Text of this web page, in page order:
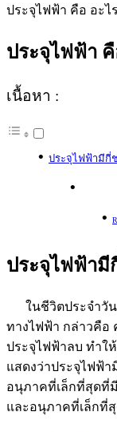
ประจุไฟฟ้า คือ อะไร
ประจุไฟฟ้า คื
เนื้อหา :
ประจุไฟฟ้ามีกี่
ประจุไฟฟ้ามี
ในชีวิตประจำวัน
ทางไฟฟ้า กล่าวคือ
ประจุไฟฟ้าลบ ทำใ
แสดงว่าประจุไฟฟ้
อนุภาคที่เล็กที่สุดที่
และอนุภาคที่เล็กที่